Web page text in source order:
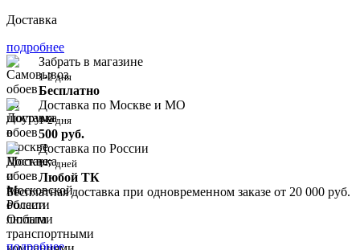
Доставка
подробнее
Забрать в магазине
1-2 дня
Бесплатно
Доставка по Москве и МО
1-2 дня
500 руб.
Доставка по России
1-7 дней
Любой ТК
Бесплатная доставка при одновременном заказе от 20 000 руб.
Оплата
подробнее